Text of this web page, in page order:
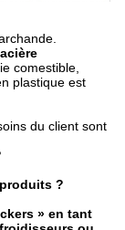
comestible,
plastique est
du client sont
?
» en tant